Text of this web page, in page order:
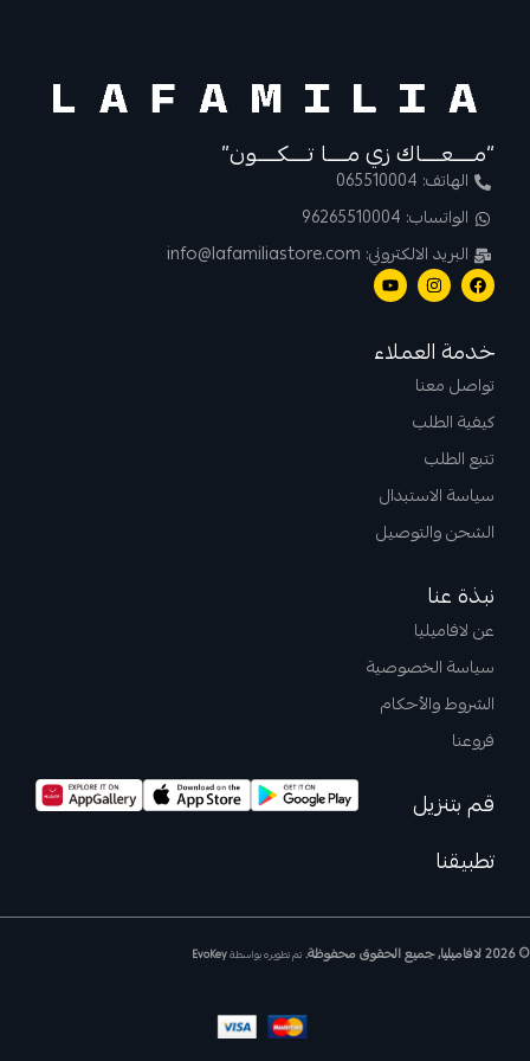
“مــــعــــاك زي مــــا تــــكــــون”
الهاتف: 065510004
الواتساب: 96265510004
البريد الالكتروني: info@lafamiliastore.com
خدمة العملاء
تواصل معنا
كيفية الطلب
تتبع الطلب
سياسة الاستبدال
الشحن والتوصيل
نبذة عنا
عن لافاميليا
سياسة الخصوصية
الشروط والأحكام
فروعنا
قم بتنزيل
تطبيقنا
© 2026 لافاميليا, جميع الحقوق محفوظة. تم تطويره بواسطةEvoKey